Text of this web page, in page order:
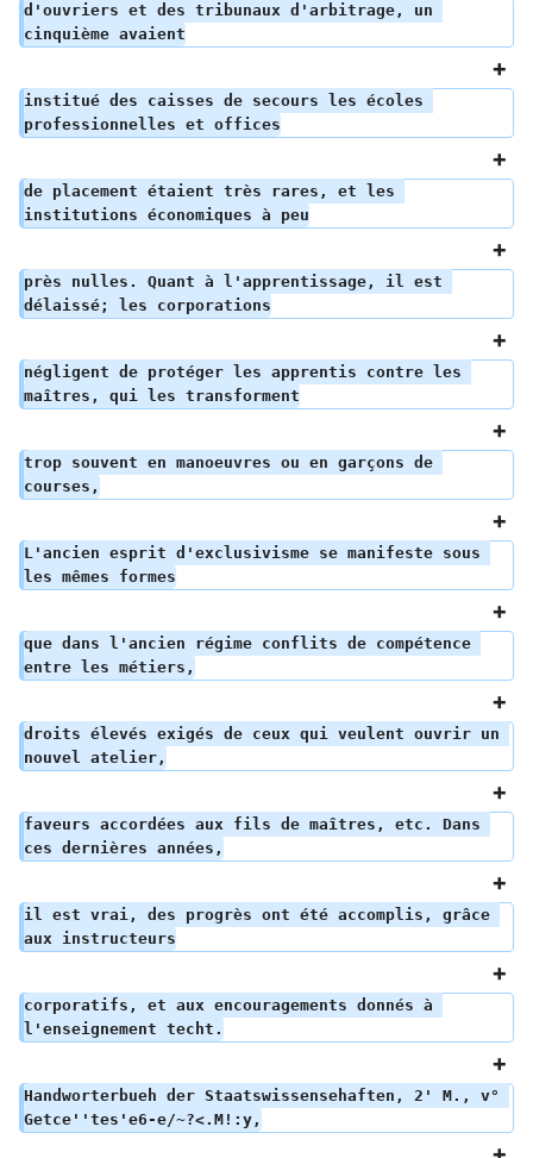
d'ouvriers et des tribunaux d'arbitrage, un
cinquième avaient
institué des caisses de secours les écoles
professionnelles et offices
de placement étaient très rares, et les
institutions économiques à peu
près nulles. Quant à l'apprentissage, il est
délaissé; les corporations
négligent de protéger les apprentis contre les
maîtres, qui les transforment
trop souvent en manoeuvres ou en garçons de
courses,
L'ancien esprit d'exclusivisme se manifeste sous
les mêmes formes
que dans l'ancien régime conflits de compétence
entre les métiers,
droits élevés exigés de ceux qui veulent ouvrir un
nouvel atelier,
faveurs accordées aux fils de maîtres, etc. Dans
ces dernières années,
il est vrai, des progrès ont été accomplis, grâce
aux instructeurs
corporatifs, et aux encouragements donnés à
l'enseignement techt.
Handworterbueh der Staatswissensehaften, 2' M., v°
Getce''tes'e6-e/~?<.M!:y,